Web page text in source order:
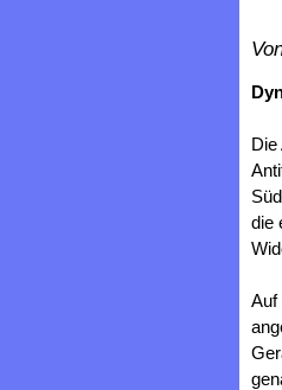
Die
die
Auf